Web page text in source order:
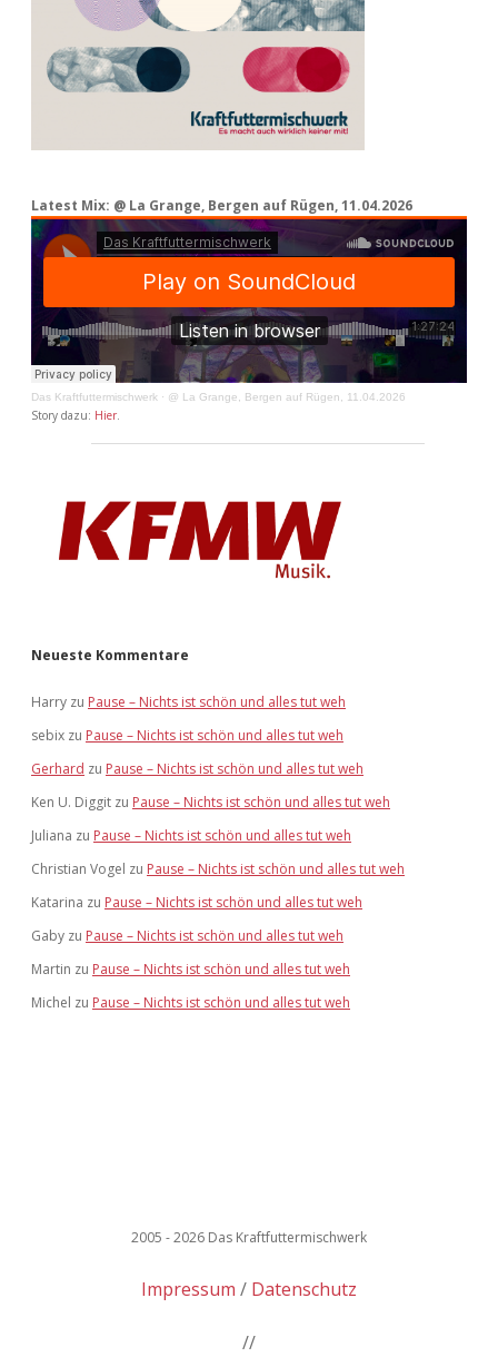
Latest Mix: @ La Grange, Bergen auf Rügen, 11.04.2026
Das Kraftfuttermischwerk · @ La Grange, Bergen auf Rügen, 11.04.2026
Story dazu: Hier.
Neueste Kommentare
Harry zu Pause – Nichts ist schön und alles tut weh
sebix zu Pause – Nichts ist schön und alles tut weh
Gerhard zu Pause – Nichts ist schön und alles tut weh
Ken U. Diggit zu Pause – Nichts ist schön und alles tut weh
Juliana zu Pause – Nichts ist schön und alles tut weh
Christian Vogel zu Pause – Nichts ist schön und alles tut weh
Katarina zu Pause – Nichts ist schön und alles tut weh
Gaby zu Pause – Nichts ist schön und alles tut weh
Martin zu Pause – Nichts ist schön und alles tut weh
Michel zu Pause – Nichts ist schön und alles tut weh
2005 - 2026 Das Kraftfuttermischwerk
Impressum Datenschutz
//